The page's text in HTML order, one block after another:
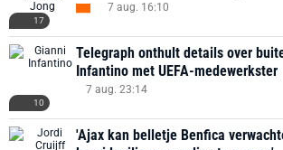
17
7 aug. 16:10
10
Telegraph onthult details over
Infantino met UEFA-medewerkster
7 aug. 23:14
'Ajax kan belletje Benfica